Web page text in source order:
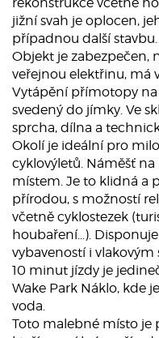
jižní svah je oplocen,
případnou další stavbu.
Objekt je zabezpečen,
veřejnou elektřinu, má
Vytápění přímotopy
svedený do jímky. Ve
sprcha, dílna a
Okolí je ideální pro
cyklovýletů. Náměšť
místem. Je to klidná a
přírodou, s možností
včetně cyklostezek
houbaření…).
vybaveností i vlakovým
10 minut jízdy je
Wake Park Náklo, kde
voda.
Toto malebné místo je